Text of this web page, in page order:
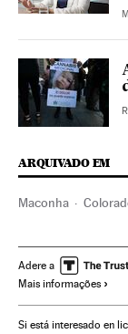
ARQUIVADO EM
Maconha
Adere a
Mais informações
Si está interesado en